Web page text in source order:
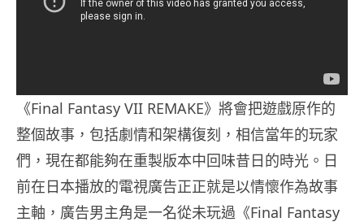
《Final Fantasy VII REMAKE》將會把遊戲原作的
整個故事，包括劇情和架構復刻，相信當年的玩家
們，現在都能夠在重製版本中回味昔日的時光。日
前在日本播放的電視廣告正正就是以情懷作為故事
主軸，廣告男主角是一名從未玩過《Final Fantasy